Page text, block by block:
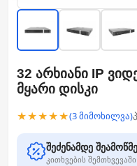
32 არხიანი IP
მყარი დისკი
★★★★★(3 მიმოხილვა)
შეძენამდე
კითხვების